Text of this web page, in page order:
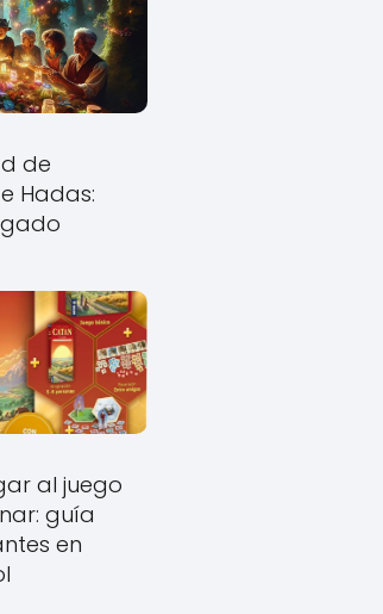
de
Hadas:
al juego
guía
en